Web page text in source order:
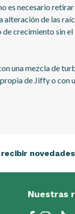
es necesario retirar
alteración de las
de crecimiento sin el
una mezcla de
de Jiffy o con
novedades
Nuestras